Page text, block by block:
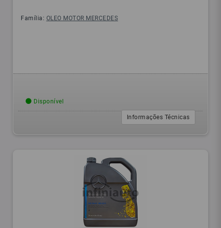
Família: OLEO MOTOR MERCEDES
Disponível
Informações Técnicas